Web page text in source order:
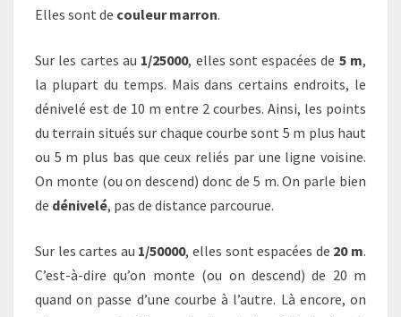
Elles sont de couleur marron.
Sur les cartes au 1/25000, elles sont espacées de 5 m,
la plupart du temps. Mais dans certains endroits, le
dénivelé est de 10 m entre 2 courbes. Ainsi, les points
du terrain situés sur chaque courbe sont 5 m plus haut
ou 5 m plus bas que ceux reliés par une ligne voisine.
On monte (ou on descend) donc de 5 m. On parle bien
de dénivelé, pas de distance parcourue.
Sur les cartes au 1/50000, elles sont espacées de 20 m.
C’est-à-dire qu’on monte (ou on descend) de 20 m
quand on passe d’une courbe à l’autre. Là encore, on